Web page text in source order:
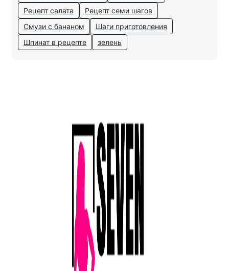
Рецепт салата
Рецепт семи шагов
Смузи с бананом
Шаги приготовления
Шпинат в рецепте
зелень